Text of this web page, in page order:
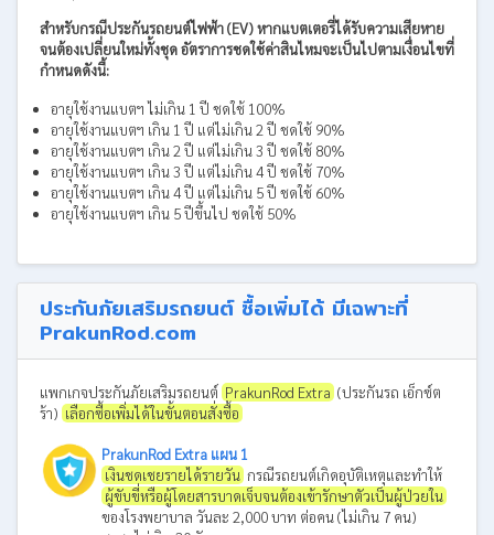
สำหรับกรณีประกันรถยนต์ไฟฟ้า (EV) หากแบตเตอรี่ได้รับความเสียหาย
จนต้องเปลี่ยนใหม่ทั้งชุด อัตราการชดใช้ค่าสินไหมจะเป็นไปตามเงื่อนไขที่
กำหนดดังนี้:
อายุใช้งานแบตฯ ไม่เกิน 1 ปี ชดใช้ 100%
อายุใช้งานแบตฯ เกิน 1 ปี แต่ไม่เกิน 2 ปี ชดใช้ 90%
อายุใช้งานแบตฯ เกิน 2 ปี แต่ไม่เกิน 3 ปี ชดใช้ 80%
อายุใช้งานแบตฯ เกิน 3 ปี แต่ไม่เกิน 4 ปี ชดใช้ 70%
อายุใช้งานแบตฯ เกิน 4 ปี แต่ไม่เกิน 5 ปี ชดใช้ 60%
อายุใช้งานแบตฯ เกิน 5 ปีขึ้นไป ชดใช้ 50%
ประกันภัยเสริมรถยนต์ ซื้อเพิ่มได้ มีเฉพาะที่
PrakunRod.com
แพกเกจประกันภัยเสริมรถยนต์ PrakunRod Extra (ประกันรถ เอ็กซ์ต
ร้า) เลือกซื้อเพิ่มได้ในขั้นตอนสั่งซื้อ
PrakunRod Extra แผน 1
เงินชดเชยรายได้รายวัน กรณีรถยนต์เกิดอุบัติเหตุและทำให้
ผู้ขับขี่หรือผู้โดยสารบาดเจ็บจนต้องเข้ารักษาตัวเป็นผู้ป่วยใน
ของโรงพยาบาล วันละ 2,000 บาท ต่อคน (ไม่เกิน 7 คน)